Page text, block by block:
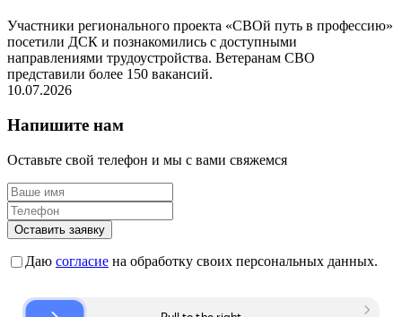
Участники регионального проекта «СВОй путь в профессию»
посетили ДСК и познакомились с доступными
направлениями трудоустройства. Ветеранам СВО
представили более 150 вакансий.
10.07.2026
Напишите нам
Оставьте свой телефон и мы с вами свяжемся
Оставить заявку
Даю согласие на обработку своих персональных данных.